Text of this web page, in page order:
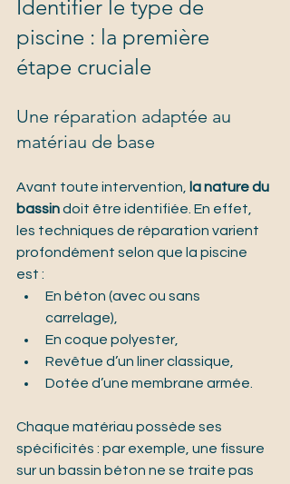
Identifier le type de
piscine : la première
étape cruciale
Une réparation adaptée au
matériau de base
Avant toute intervention,
la nature du
bassin doit être identifiée. En effet,
les techniques de réparation varient
profondément selon que la piscine
est :
En béton (avec ou sans
carrelage),
En coque polyester,
Revêtue d’un liner classique,
Dotée d’une membrane armée.
Chaque matériau possède ses
spécificités : par exemple, une fissure
sur un bassin béton ne se traite pas